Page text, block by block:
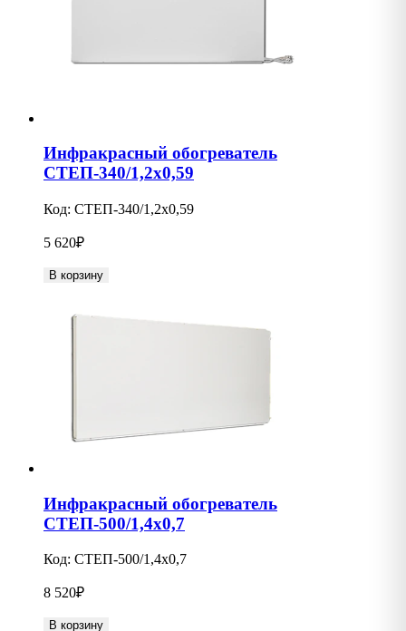
Инфракрасный обогреватель
СТЕП-340/1,2х0,59
Код: СТЕП-340/1,2х0,59
5 620₽
В корзину
Инфракрасный обогреватель
СТЕП-500/1,4х0,7
Код: СТЕП-500/1,4х0,7
8 520₽
В корзину